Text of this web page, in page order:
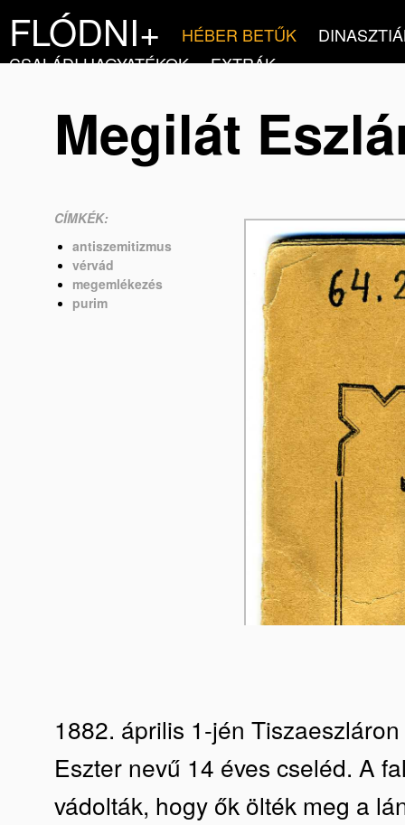
FLÓDNI+ HÉBER BETŰK
CSALÁDI HAGYATÉKOK
EXTRÁK
Megilát
CÍMKÉK:
antiszemitizmus
vérvád
megemlékezés
purim
1882. április 1-jén
Eszter nevű 14 éves cseléd. A
vádolták, hogy ők ölték meg a